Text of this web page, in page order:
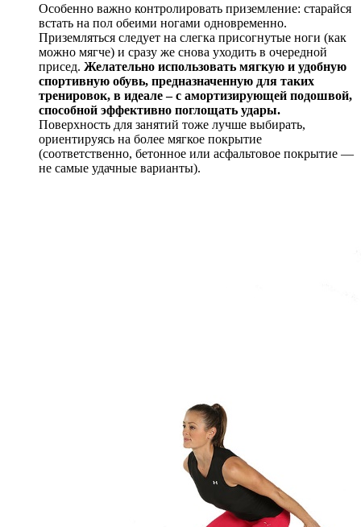
Особенно важно контролировать приземление: старайся
встать на пол обеими ногами одновременно.
Приземляться следует на слегка присогнутые ноги (как
можно мягче) и сразу же снова уходить в очередной
присед. Желательно использовать мягкую и удобную
спортивную обувь, предназначенную для таких
тренировок, в идеале – с амортизирующей подошвой,
способной эффективно поглощать удары.
Поверхность для занятий тоже лучше выбирать,
ориентируясь на более мягкое покрытие
(соответственно, бетонное или асфальтовое покрытие —
не самые удачные варианты).